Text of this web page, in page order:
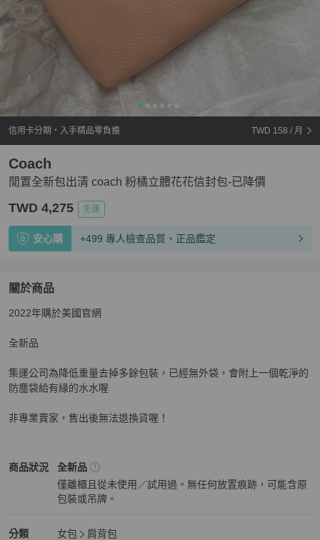
信用卡分期・入手精品零負擔 TWD 158 / 月
閒置全新包出清 coach 粉橘立體花花信封包-已降價
Coach
TWD 4,275 免運
安心購 +499 專人檢查品質、正品鑑定
關於商品
關於閒置全新包出清 coach 粉橘立體花花信封包-已降價
2022年購於美國官網
全新品
集運公司為降低重量去掉多餘包裝，已經無外袋，會附上一個乾淨的
防塵袋給有緣的水水喔
非專業賣家，售出後無法退換貨喔！
商品狀況
Coach女包 商品狀態與細節
全新品
僅離櫃且從未使用／試用過。無任何放置痕跡，可能含原
包裝或吊牌。
分類
Coach 分類資訊
女包
肩背包